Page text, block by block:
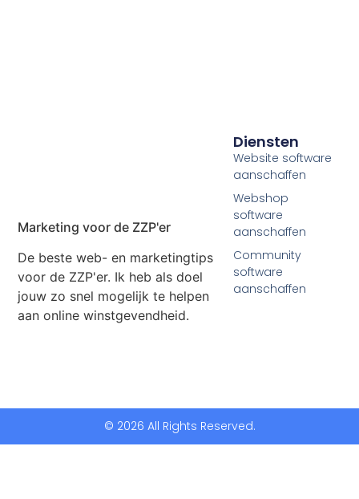
Marketing voor de ZZP'er
De beste web- en marketingtips
voor de ZZP'er. Ik heb als doel
jouw zo snel mogelijk te helpen
aan online winstgevendheid.
Diensten
Website software
aanschaffen
Webshop
software
aanschaffen
Community
software
aanschaffen
© 2026 All Rights Reserved.